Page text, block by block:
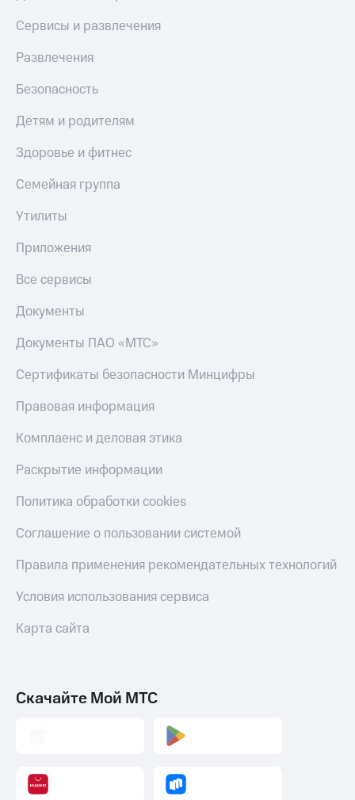
Сервисы и развлечения
Развлечения
Безопасность
Детям и родителям
Здоровье и фитнес
Семейная группа
Утилиты
Приложения
Все сервисы
Документы
Документы ПАО «МТС»
Сертификаты безопасности Минцифры
Правовая информация
Комплаенс и деловая этика
Раскрытие информации
Политика обработки cookies
Соглашение о пользовании системой
Правила применения рекомендательных технологий
Условия использования сервиса
Карта сайта
Скачайте Мой МТС